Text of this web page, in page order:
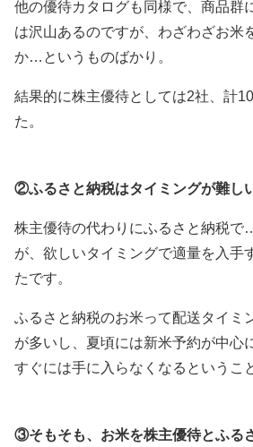
他の優待カタログも同様で、商品群
は沢山あるのですが、わざわざお米
か…というものばかり。
結果的に株主優待としては2社、計
た。
②ふるさと納税はタイミングが難し
株主優待の代わりにふるさと納税で
が、欲しいタイミングで適量を入手
たです。
ふるさと納税のお米って配送タイミ
が多いし、夏頃には新米予約が中心
すぐには手に入らなくなるというこ
③そもそも、お米を株主優待とふる